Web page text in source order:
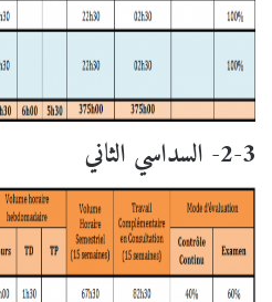
2-3- السداسي الثاني